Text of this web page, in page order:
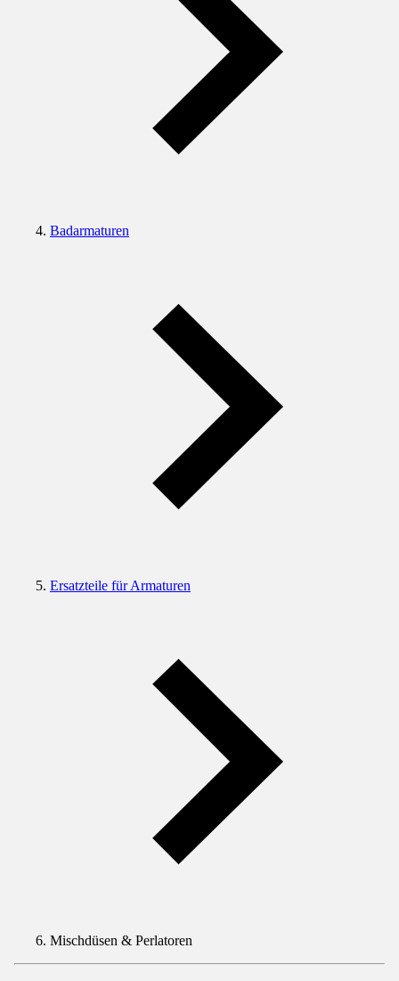
Badarmaturen
Ersatzteile für Armaturen
Mischdüsen & Perlatoren